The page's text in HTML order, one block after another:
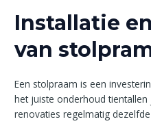
Installatie
van
Een stolpraam is een
het juiste onderhoud
renovaties regelmatig